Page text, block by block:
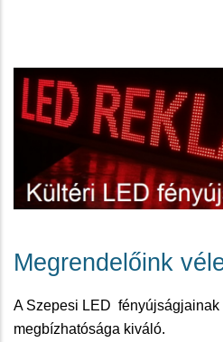
Megrendelőink
A Szepesi LED fényújságjainak
megbízhatósága kiváló.